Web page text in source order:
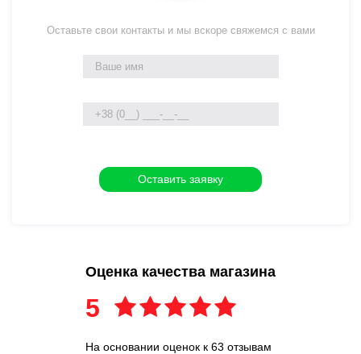
Оставьте свои контакты и мы вскоре свяжемся с вами
Оценка качества магазина
5
На основании оценок к 63 отзывам